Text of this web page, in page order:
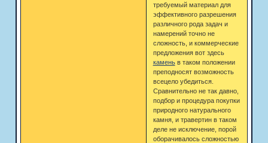
требуемый материал для
эффективного разрешения
различного рода задач и
намерений точно не
сложность, и коммерческие
предложения вот здесь
каменьв таком положении
преподносят возможность
всецело убедиться.
Сравнительно не так давно,
подбор и процедура покупки
природного натурального
камня, и травертин в таком
деле не исключение, порой
оборачивалось сложностью